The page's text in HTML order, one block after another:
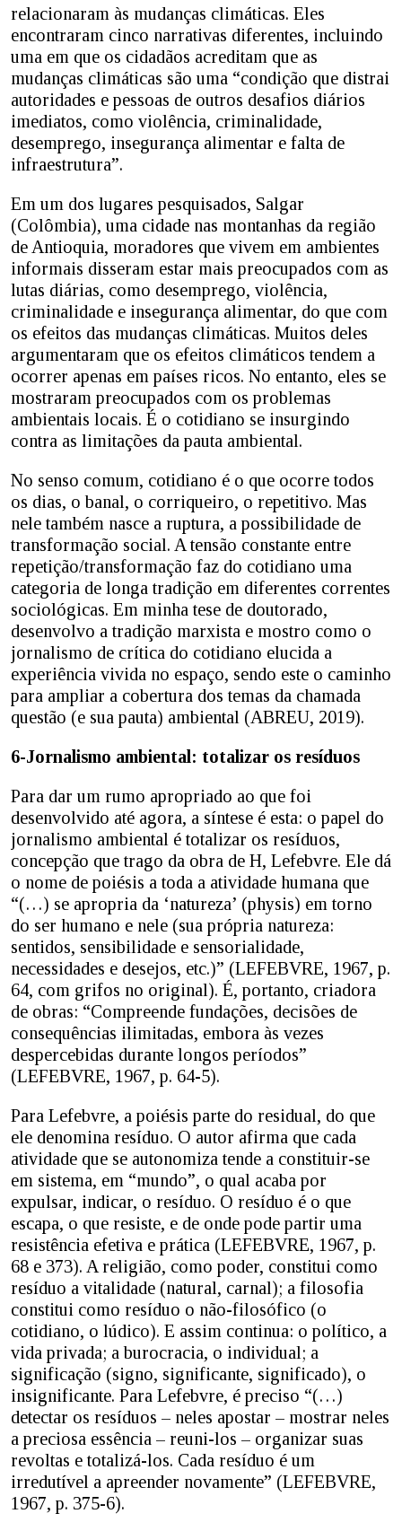
relacionaram às mudanças climáticas. Eles
encontraram cinco narrativas diferentes, incluindo
uma em que os cidadãos acreditam que as
mudanças climáticas são uma “condição que distrai
autoridades e pessoas de outros desafios diários
imediatos, como violência, criminalidade,
desemprego, insegurança alimentar e falta de
infraestrutura”.
Em um dos lugares pesquisados, Salgar
(Colômbia), uma cidade nas montanhas da região
de Antioquia, moradores que vivem em ambientes
informais disseram estar mais preocupados com as
lutas diárias, como desemprego, violência,
criminalidade e insegurança alimentar, do que com
os efeitos das mudanças climáticas. Muitos deles
argumentaram que os efeitos climáticos tendem a
ocorrer apenas em países ricos. No entanto, eles se
mostraram preocupados com os problemas
ambientais locais. É o cotidiano se insurgindo
contra as limitações da pauta ambiental.
No senso comum, cotidiano é o que ocorre todos
os dias, o banal, o corriqueiro, o repetitivo. Mas
nele também nasce a ruptura, a possibilidade de
transformação social. A tensão constante entre
repetição/transformação faz do cotidiano uma
categoria de longa tradição em diferentes correntes
sociológicas. Em minha tese de doutorado,
desenvolvo a tradição marxista e mostro como o
jornalismo de crítica do cotidiano elucida a
experiência vivida no espaço, sendo este o caminho
para ampliar a cobertura dos temas da chamada
questão (e sua pauta) ambiental (ABREU, 2019).
6-Jornalismo ambiental: totalizar os resíduos
Para dar um rumo apropriado ao que foi
desenvolvido até agora, a síntese é esta: o papel do
jornalismo ambiental é totalizar os resíduos,
concepção que trago da obra de H, Lefebvre. Ele dá
o nome de poiésis a toda a atividade humana que
“(…) se apropria da ‘natureza’ (physis) em torno
do ser humano e nele (sua própria natureza:
sentidos, sensibilidade e sensorialidade,
necessidades e desejos, etc.)” (LEFEBVRE, 1967, p.
64, com grifos no original). É, portanto, criadora
de obras: “Compreende fundações, decisões de
consequências ilimitadas, embora às vezes
despercebidas durante longos períodos”
(LEFEBVRE, 1967, p. 64-5).
Para Lefebvre, a poiésis parte do residual, do que
ele denomina resíduo. O autor afirma que cada
atividade que se autonomiza tende a constituir-se
em sistema, em “mundo”, o qual acaba por
expulsar, indicar, o resíduo. O resíduo é o que
escapa, o que resiste, e de onde pode partir uma
resistência efetiva e prática (LEFEBVRE, 1967, p.
68 e 373). A religião, como poder, constitui como
resíduo a vitalidade (natural, carnal); a filosofia
constitui como resíduo o não-filosófico (o
cotidiano, o lúdico). E assim continua: o político, a
vida privada; a burocracia, o individual; a
significação (signo, significante, significado), o
insignificante. Para Lefebvre, é preciso “(…)
detectar os resíduos – neles apostar – mostrar neles
a preciosa essência – reuni-los – organizar suas
revoltas e totalizá-los. Cada resíduo é um
irredutível a apreender novamente” (LEFEBVRE,
1967, p. 375-6).